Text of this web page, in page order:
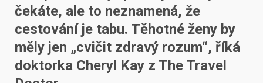
čekáte, ale to neznamená, že
cestování je tabu. Těhotné ženy by
měly jen „cvičit zdravý rozum“, říká
doktorka Cheryl Kay z The Travel